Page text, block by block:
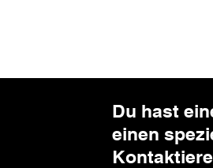
Du hast
einen